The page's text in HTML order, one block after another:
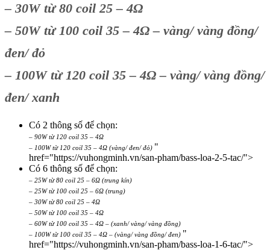
– 30W từ 80 coil 25 – 4Ω
– 50W từ 100 coil 35 – 4Ω – vàng/ vàng đồng/
đen/ đỏ
– 100W từ 120 coil 35 – 4Ω – vàng/ vàng đồng/
đen/ xanh
Có 2 thông số để chọn:
– 90W từ 120 coil 35 – 4Ω
– 100W từ 120 coil 35 – 4Ω (vàng/ đen/ đỏ) "
href="https://vuhongminh.vn/san-pham/bass-loa-2-5-tac/">
Có 6 thông số để chọn:
– 25W từ 80 coil 25 – 6Ω (trung kín)
– 25W từ 100 coil 25 – 6Ω (trung)
– 30W từ 80 coil 25 – 4Ω
– 50W từ 100 coil 35 – 4Ω
– 60W từ 100 coil 35 – 4Ω – (xanh/ vàng/ vàng đồng)
– 100W từ 100 coil 35 – 4Ω – (vàng/ vàng đồng/ đen) "
href="https://vuhongminh.vn/san-pham/bass-loa-1-6-tac/">